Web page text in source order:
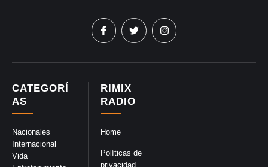
RIMIX
RADIO
Home
Políticas de
privacidad
CATEGORÍ
AS
Nacionales
Internacional
Vida